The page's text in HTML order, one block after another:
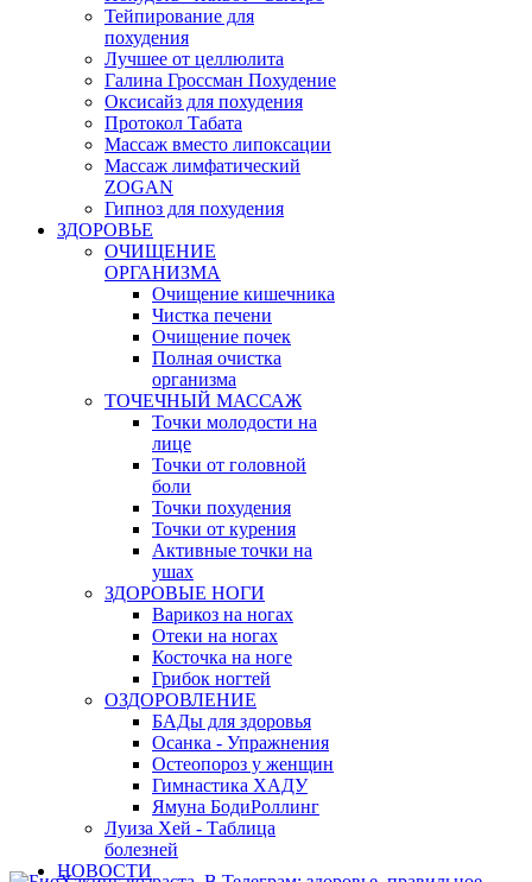
Тейпирование для
похудения
Лучшее от целлюлита
Галина Гроссман Похудение
Оксисайз для похудения
Протокол Табата
Массаж вместо липоксации
Массаж лимфатический
ZOGAN
Гипноз для похудения
ЗДОРОВЬЕ
ОЧИЩЕНИЕ
ОРГАНИЗМА
Очищение кишечника
Чистка печени
Очищение почек
Полная очистка
организма
ТОЧЕЧНЫЙ МАССАЖ
Точки молодости на
лице
Точки от головной
боли
Точки похудения
Точки от курения
Активные точки на
ушах
ЗДОРОВЫЕ НОГИ
Варикоз на ногах
Отеки на ногах
Косточка на ноге
Грибок ногтей
ОЗДОРОВЛЕНИЕ
БАДы для здоровья
Осанка - Упражнения
Остеопороз у женщин
Гимнастика ХАДУ
Ямуна БодиРоллинг
Луиза Хей - Таблица
болезней
НОВОСТИ